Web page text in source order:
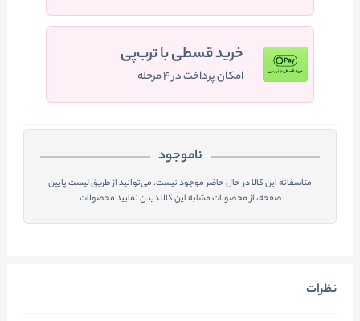
خرید قسطی با ترب‌پی
امکان پرداخت در ۴ مرحله
ناموجود
متاسفانه این کالا در حال حاضر موجود نیست. می‌توانید از طریق لیست پایین
صفحه، از محصولات مشابه این کالا دیدن نمایید محصولات
نظرات